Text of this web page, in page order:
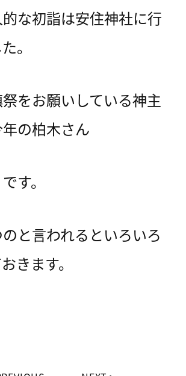
な初詣は安住神社に行
。
をお願いしている神主
の柏木さん
す。
と言われるといろいろ
きます。